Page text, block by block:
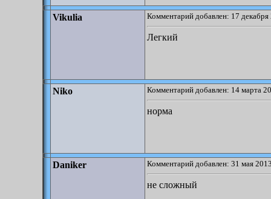
Vikulia Комментарий добавлен: 17
Легкий
Niko Комментарий добавлен: 14 марта
норма
Daniker Комментарий добавлен: 31 мая
не сложный